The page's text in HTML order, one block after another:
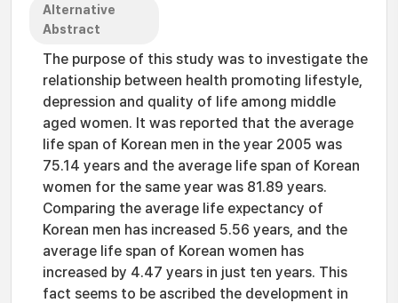
Alternative
Abstract
The purpose of this study was to investigate the
relationship between health promoting lifestyle,
depression and quality of life among middle
aged women. It was reported that the average
life span of Korean men in the year 2005 was
75.14 years and the average life span of Korean
women for the same year was 81.89 years.
Comparing the average life expectancy of
Korean men has increased 5.56 years, and the
average life span of Korean women has
increased by 4.47 years in just ten years. This
fact seems to be ascribed the development in